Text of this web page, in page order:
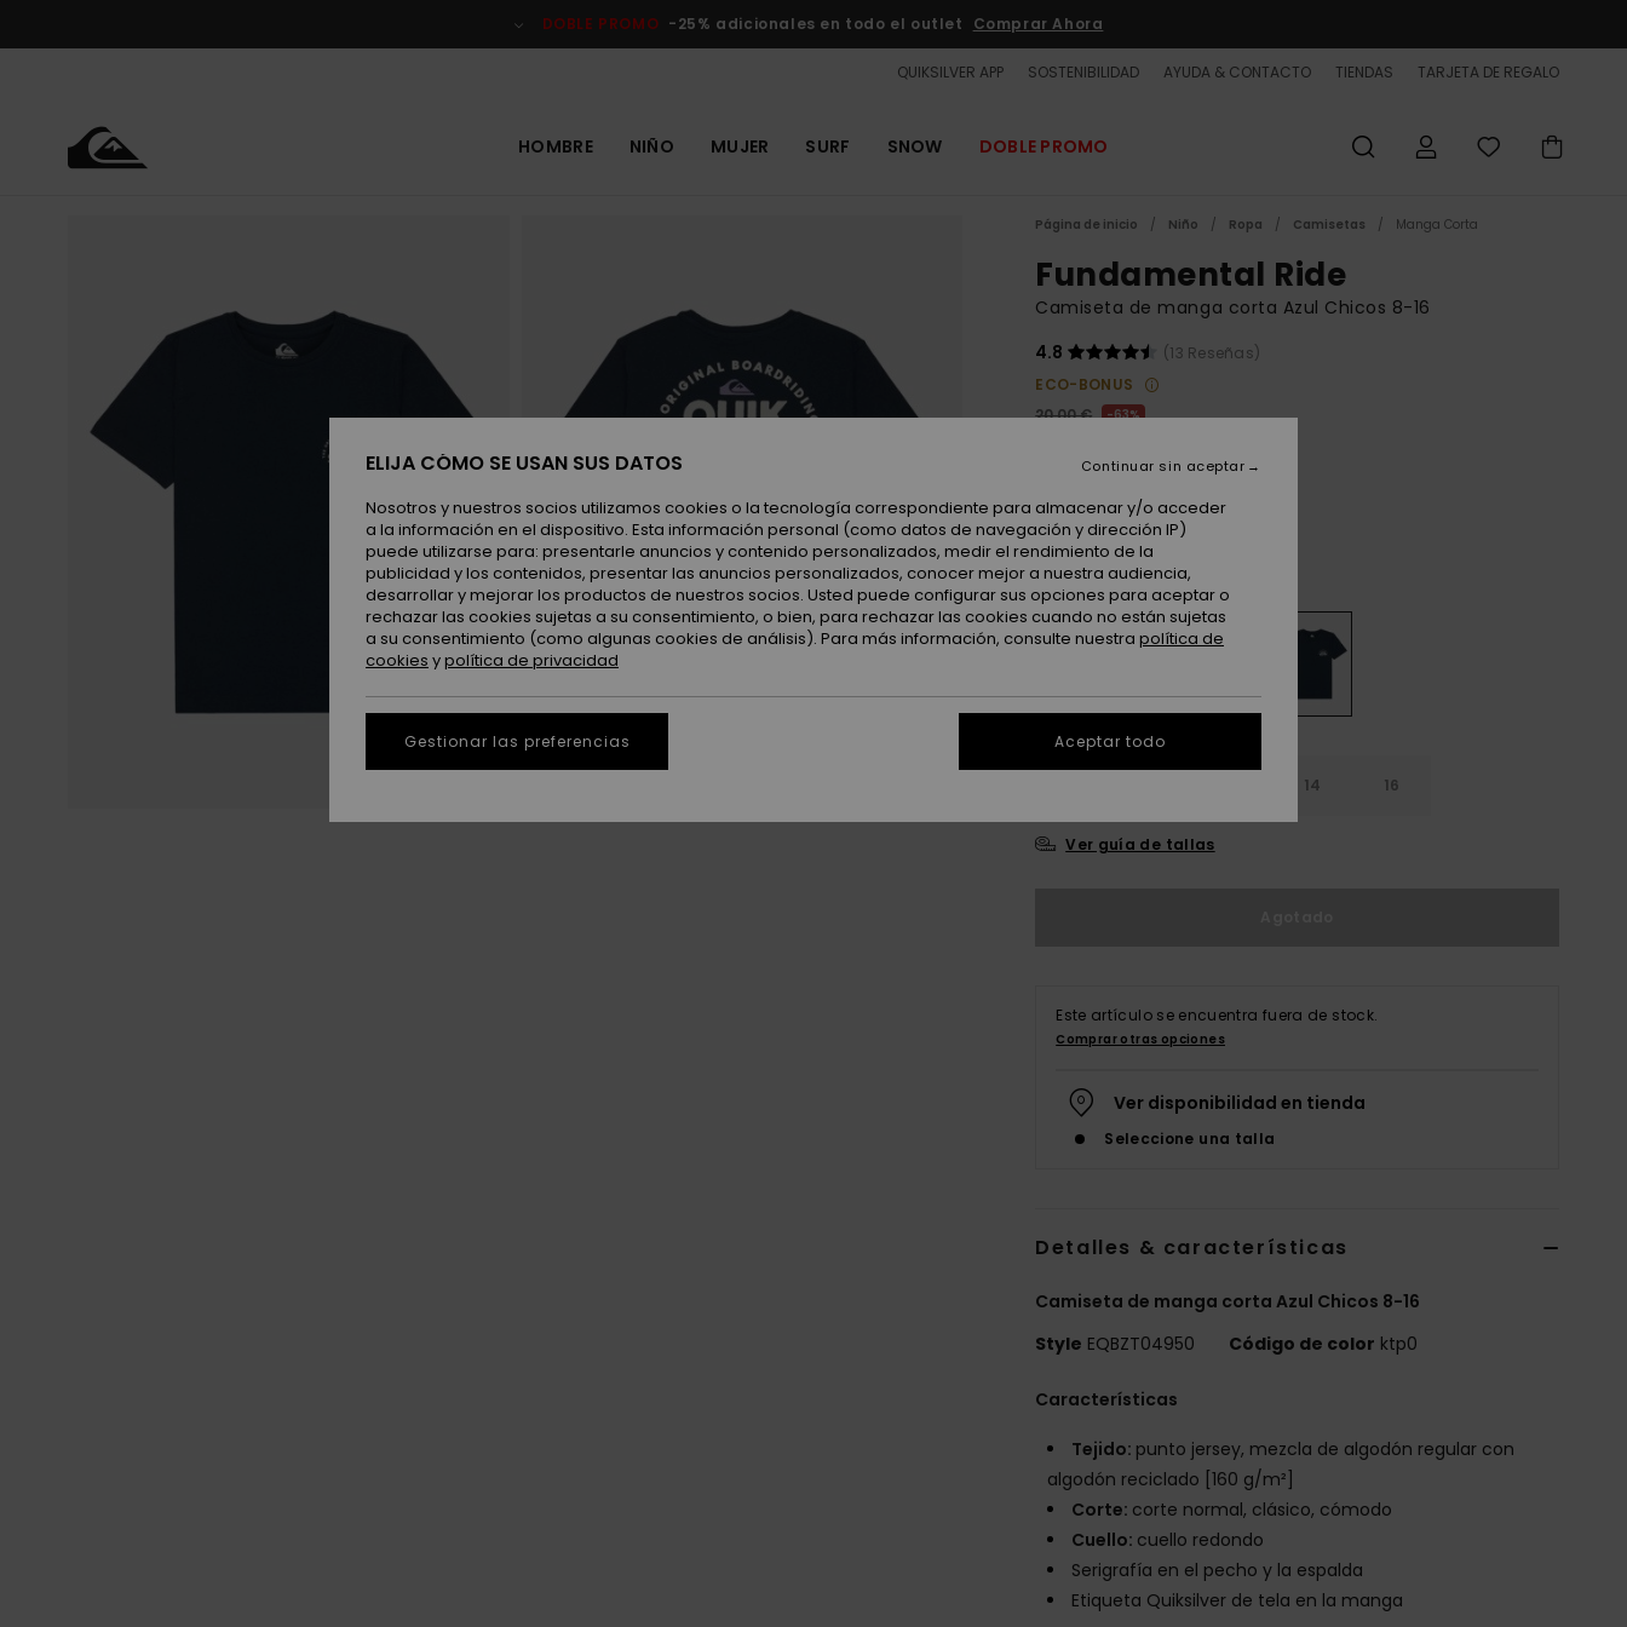
del
DOBLE PROMO -25% adicionales en todo el outlet Comprar Ahora
QUIKSILVER APP SOSTENIBILIDAD AYUDA & CONTACTO TIENDAS TARJETA DE REGALO
HOMBRE NIÑO MUJER SURF SNOW DOBLE PROMO
Página de inicio Niño Ropa Camisetas Manga Corta
Fundamental Ride
Camiseta de manga corta Azul Chicos 8-16
4.8
(13 Reseñas)
ECO-BONUS
20,00 €
63%
DOBLE PROMO -25% EXTRA
ColorDark Navy
14 16
Ver guía de tallas
Este artículo se encuentra fuera de stock.
Comprar otras opciones
Ver disponibilidad en tienda
Seleccione una talla
Detalles & características
Camiseta de manga corta Azul Chicos 8-16
Style EQBZT04950 Código de color ktp0
Características
Tejido: punto jersey, mezcla de algodón regular con
algodón reciclado [160 g/m²]
Corte: corte normal, clásico, cómodo
Cuello: cuello redondo
Serigrafía en el pecho y la espalda
Etiqueta Quiksilver de tela en la manga
ELIJA CÓMO SE USAN SUS DATOS
Nosotros y nuestros socios utilizamos cookies o la tecnología correspondiente para almacenar y/o acceder
a la información en el dispositivo. Esta información personal (como datos de navegación y dirección IP)
puede utilizarse para: presentarle anuncios y contenido personalizados, medir el rendimiento de la
publicidad y los contenidos, presentar las anuncios personalizados, conocer mejor a nuestra audiencia,
desarrollar y mejorar los productos de nuestros socios. Usted puede configurar sus opciones para aceptar o
rechazar las cookies sujetas a su consentimiento, o bien, para rechazar las cookies cuando no están sujetas
a su consentimiento (como algunas cookies de análisis). Para más información, consulte nuestra política de
cookies ypolítica de privacidad
Gestionar las preferencias
Continuar sin aceptar
Aceptar todo